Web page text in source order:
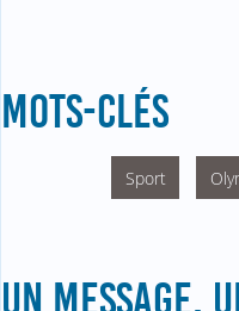
MOTS-CLÉS
Sport
UN MESSAGE,